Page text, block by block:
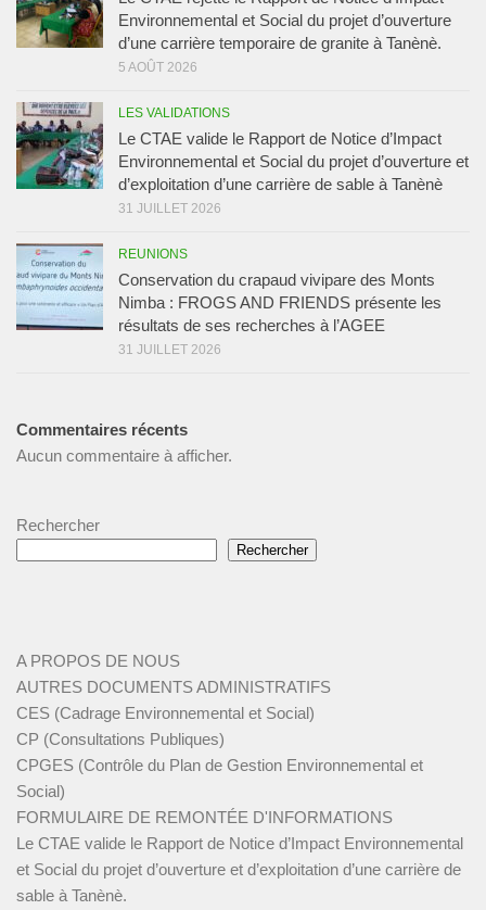
Environnemental et Social du projet d’ouverture
d’une carrière temporaire de granite à Tanènè.
5 AOÛT 2026
LES VALIDATIONS
Le CTAE valide le Rapport de Notice d’Impact
Environnemental et Social du projet d’ouverture et
d’exploitation d’une carrière de sable à Tanènè
31 JUILLET 2026
REUNIONS
Conservation du crapaud vivipare des Monts
Nimba : FROGS AND FRIENDS présente les
résultats de ses recherches à l’AGEE
31 JUILLET 2026
Commentaires récents
Aucun commentaire à afficher.
Rechercher
Rechercher
A PROPOS DE NOUS
AUTRES DOCUMENTS ADMINISTRATIFS
CES (Cadrage Environnemental et Social)
CP (Consultations Publiques)
CPGES (Contrôle du Plan de Gestion Environnemental et
Social)
FORMULAIRE DE REMONTÉE D'INFORMATIONS
Le CTAE valide le Rapport de Notice d’Impact Environnemental
et Social du projet d’ouverture et d’exploitation d’une carrière de
sable à Tanènè.